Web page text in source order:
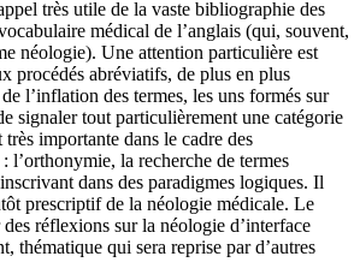
très utile de la vaste bibliographie des
médical de l’anglais (qui, souvent,
néologie). Une attention particulière est
procédés abréviatifs, de plus en plus
l’inflation des termes, les uns formés sur
signaler tout particulièrement une catégorie
importante dans le cadre des
l’orthonymie, la recherche de termes
dans des paradigmes logiques. Il
prescriptif de la néologie médicale. Le
réflexions sur la néologie d’interface
thématique qui sera reprise par d’autres